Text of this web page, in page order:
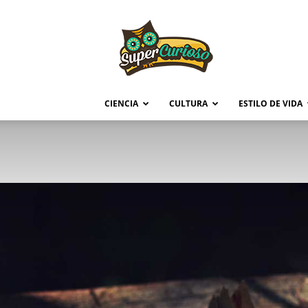
CIENCIA CULTURA ESTILO DE VIDA